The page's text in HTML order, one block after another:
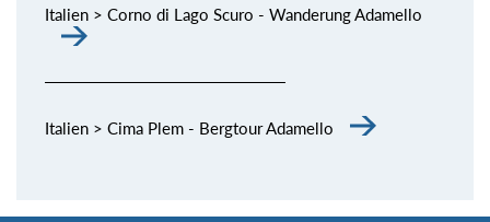
Italien > Corno di Lago Scuro - Wanderung Adamello
Italien > Cima Plem - Bergtour Adamello